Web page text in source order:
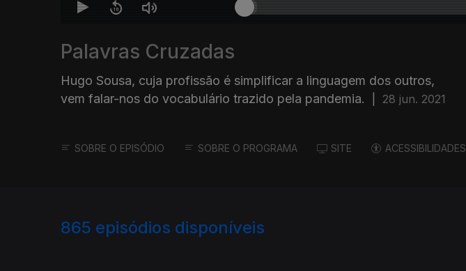
Palavras Cruzadas
Hugo Sousa, cuja profissão é simplificar a linguagem dos outros,
vem falar-nos do vocabulário trazido pela pandemia.
28 jun. 2021
SOBRE O EPISÓDIO SOBRE O PROGRAMA SITE ACESSIBILIDADES
865 episódios disponíveis